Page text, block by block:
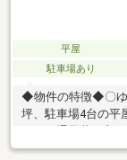
平屋
駐車場あり
◆物件の特徴◆〇
坪、駐車場4台の
旭・瀬戸専門店】